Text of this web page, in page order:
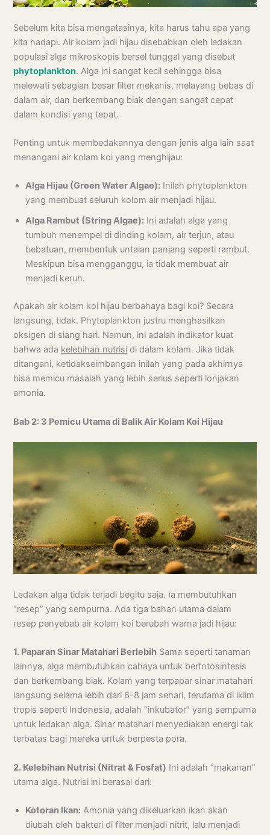
Sebelum kita bisa mengatasinya, kita harus tahu apa yang
kita hadapi. Air kolam jadi hijau disebabkan oleh ledakan
populasi alga mikroskopis bersel tunggal yang disebut
phytoplankton. Alga ini sangat kecil sehingga bisa
melewati sebagian besar filter mekanis, melayang bebas di
dalam air, dan berkembang biak dengan sangat cepat
dalam kondisi yang tepat.
Penting untuk membedakannya dengan jenis alga lain saat
menangani air kolam koi yang menghijau:
Alga Hijau (Green Water Algae): Inilah phytoplankton
yang membuat seluruh kolom air menjadi hijau.
Alga Rambut (String Algae): Ini adalah alga yang
tumbuh menempel di dinding kolam, air terjun, atau
bebatuan, membentuk untaian panjang seperti rambut.
Meskipun bisa mengganggu, ia tidak membuat air
menjadi keruh.
Apakah air kolam koi hijau berbahaya bagi koi? Secara
langsung, tidak. Phytoplankton justru menghasilkan
oksigen di siang hari. Namun, ini adalah indikator kuat
bahwa ada kelebihan nutrisi di dalam kolam. Jika tidak
ditangani, ketidakseimbangan inilah yang pada akhirnya
bisa memicu masalah yang lebih serius seperti lonjakan
amonia.
Bab 2: 3 Pemicu Utama di Balik Air Kolam Koi Hijau
Ledakan alga tidak terjadi begitu saja. Ia membutuhkan
“resep” yang sempurna. Ada tiga bahan utama dalam
resep penyebab air kolam koi berubah warna jadi hijau:
1. Paparan Sinar Matahari Berlebih Sama seperti tanaman
lainnya, alga membutuhkan cahaya untuk berfotosintesis
dan berkembang biak. Kolam yang terpapar sinar matahari
langsung selama lebih dari 6-8 jam sehari, terutama di iklim
tropis seperti Indonesia, adalah “inkubator” yang sempurna
untuk ledakan alga. Sinar matahari menyediakan energi tak
terbatas bagi mereka untuk berpesta pora.
2. Kelebihan Nutrisi (Nitrat & Fosfat) Ini adalah “makanan”
utama alga. Nutrisi ini berasal dari:
Kotoran Ikan: Amonia yang dikeluarkan ikan akan
diubah oleh bakteri di filter menjadi nitrit, lalu menjadi